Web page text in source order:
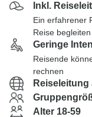
Inkl.
Ein erfahrener
Reise begleiten
Geringe
Reisende
rechnen
Alter 18-59